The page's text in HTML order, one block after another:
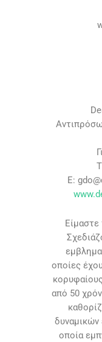
E:
οποίες
από 50
οποία